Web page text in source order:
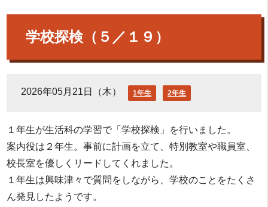
学校探検（５／１９）
2026年05月21日（木） 1年生 2年生
１年生が生活科の学習で「学校探検」を行いました。
案内役は２年生。事前に計画を立て、特別教室や職員室、
校長室を優しくリードしてくれました。
１年生は興味津々で質問をしながら、学校のことをたくさ
ん発見したようです。